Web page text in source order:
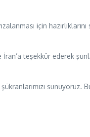
için
İran’a teşekkür ederek
sunuyoruz.